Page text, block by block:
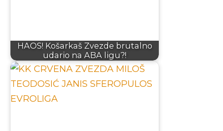
HAOS! Košarkaš Zvezde brutalno
udario na ABA ligu?!